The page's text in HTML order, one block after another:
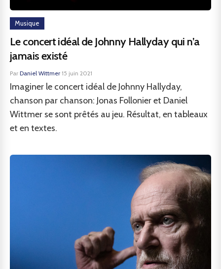
Musique
Le concert idéal de Johnny Hallyday qui n’a
jamais existé
Par Daniel Wittmer·15 juin 2021
Imaginer le concert idéal de Johnny Hallyday,
chanson par chanson: Jonas Follonier et Daniel
Wittmer se sont prêtés au jeu. Résultat, en tableaux
et en textes.